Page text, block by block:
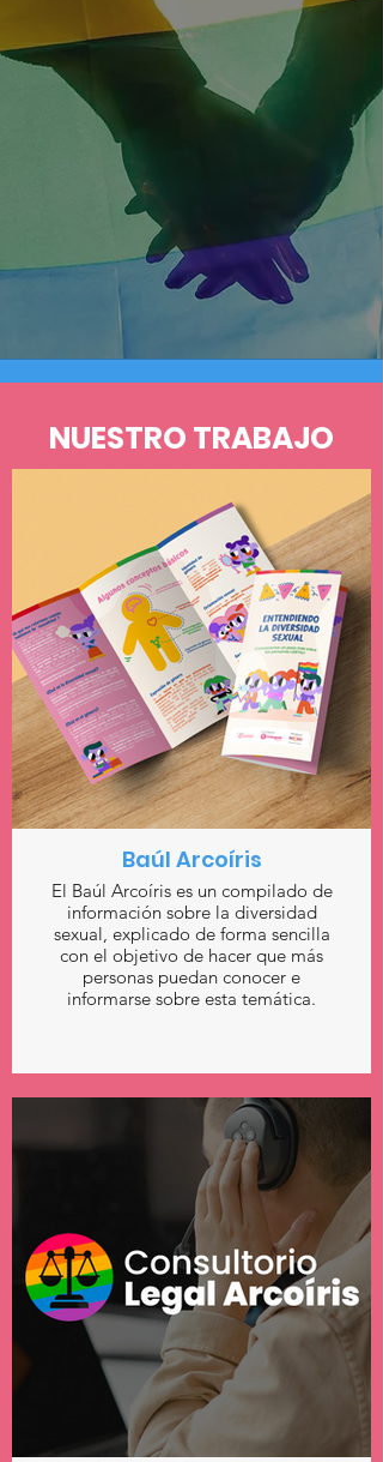
NUESTRO TRABAJO
Baúl Arcoíris
El Baúl Arcoíris es un compilado de
información sobre la diversidad
sexual, explicado de forma sencilla
con el objetivo de hacer que más
personas puedan conocer e
informarse sobre esta temática.